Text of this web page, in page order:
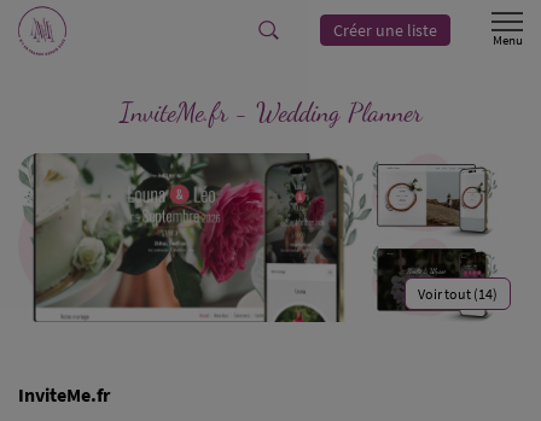
Créer une liste
InviteMe.fr - Wedding Planner
Voir tout (14)
InviteMe.fr